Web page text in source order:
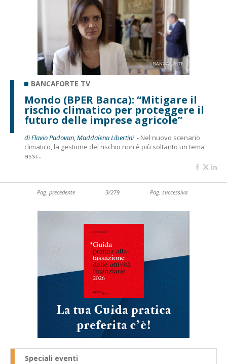
BANCAFORTE TV
Mondo (BPER Banca): “Mitigare il
rischio climatico per proteggere il
futuro delle imprese agricole”
di Flavio Padovan, Maddalena Libertini - Nel nuovo scenario
climatico, la gestione del rischio non è più soltanto un tema
assi...
Pag. precedente 3/279 Pag. successiva
Speciali eventi